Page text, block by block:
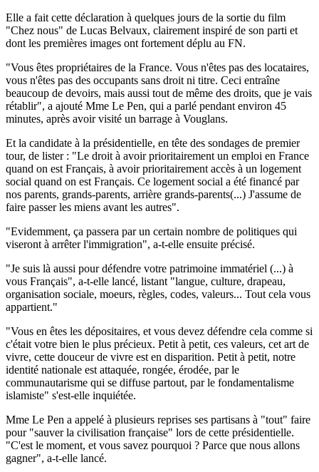
Elle a fait cette déclaration à quelques jours de la sortie du film
"Chez nous" de Lucas Belvaux, clairement inspiré de son parti et
dont les premières images ont fortement déplu au FN.
"Vous êtes propriétaires de la France. Vous n'êtes pas des locataires,
vous n'êtes pas des occupants sans droit ni titre. Ceci entraîne
beaucoup de devoirs, mais aussi tout de même des droits, que je vais
rétablir", a ajouté Mme Le Pen, qui a parlé pendant environ 45
minutes, après avoir visité un barrage à Vouglans.
Et la candidate à la présidentielle, en tête des sondages de premier
tour, de lister : "Le droit à avoir prioritairement un emploi en France
quand on est Français, à avoir prioritairement accès à un logement
social quand on est Français. Ce logement social a été financé par
nos parents, grands-parents, arrière grands-parents(...) J'assume de
faire passer les miens avant les autres".
"Evidemment, ça passera par un certain nombre de politiques qui
viseront à arrêter l'immigration", a-t-elle ensuite précisé.
"Je suis là aussi pour défendre votre patrimoine immatériel (...) à
vous Français", a-t-elle lancé, listant "langue, culture, drapeau,
organisation sociale, moeurs, règles, codes, valeurs... Tout cela vous
appartient."
"Vous en êtes les dépositaires, et vous devez défendre cela comme si
c'était votre bien le plus précieux. Petit à petit, ces valeurs, cet art de
vivre, cette douceur de vivre est en disparition. Petit à petit, notre
identité nationale est attaquée, rongée, érodée, par le
communautarisme qui se diffuse partout, par le fondamentalisme
islamiste" s'est-elle inquiétée.
Mme Le Pen a appelé à plusieurs reprises ses partisans à "tout" faire
pour "sauver la civilisation française" lors de cette présidentielle.
"C'est le moment, et vous savez pourquoi ? Parce que nous allons
gagner", a-t-elle lancé.